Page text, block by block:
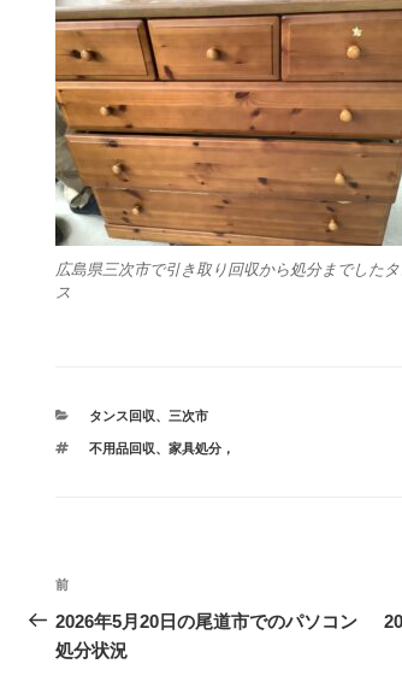
広島県三次市で引き取り回収から処分までした
ス
カ
ゴ
タンス回収、 三次市
タ
不用品回収、 家具処分，
投
稿
ナ
前
の
投
前
2026年5月20日の尾道市でのパソコン
処分状況